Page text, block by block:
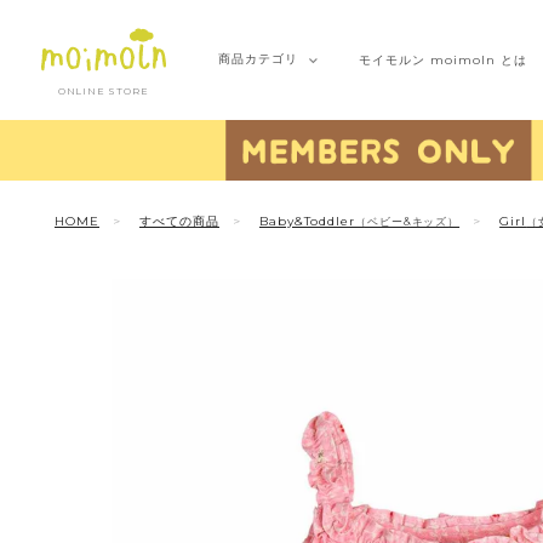
ONLINE STORE
商品カテゴリ モイモルン moimoln とは
HOME すべての商品 Baby&Toddler （ベビー&キッズ） Girl